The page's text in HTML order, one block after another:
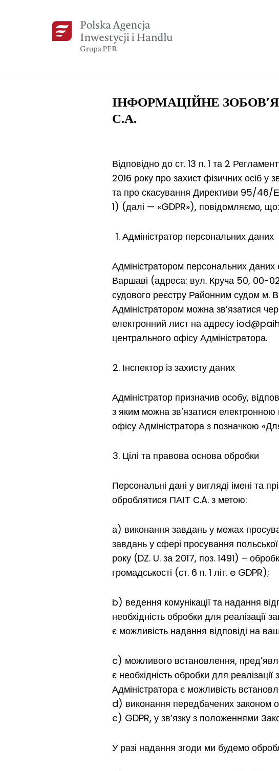
ІНФОРМАЦІЙНЕ
С.А.
Відповідно до ст. 13 п. 1 та 2
2016 року про захист фізичних осіб у
та про скасування Директиви 95/46/
1) (далі — «GDPR»), повідомляємо, що:
Адміністратор персональних даних
Адміністратором персональних даних
Варшаві (адреса: вул. Круча 50, 00-
судового реєстру Районним судом м.
Адміністратором можна зв’язатися
електронний лист на адресу
центрального офісу Адміністратора.
Інспектор із захисту даних
Адміністратор призначив особу,
з яким можна зв’язатися
офісу Адміністратора з позначкою
Цілі та правова основа обробки
Персональні дані у вигляді імені та
оброблятися ПАІТ С.A. з метою:
а) виконання завдань у межах
завдань у сфері просування
року (DZ. U. за 2017, поз. 1491) –
громадськості (ст. 6 п. 1 літ. e GDPR);
b) ведення комунікації та надання
необхідність обробки для реалізації
є можливість надання відповіді на
c) можливого встановлення,
є необхідність обробки для
Адміністратора є можливість
d) виконання передбачених законом
c) GDPR, у зв’язку з положеннями
У разі надання згоди ми будемо